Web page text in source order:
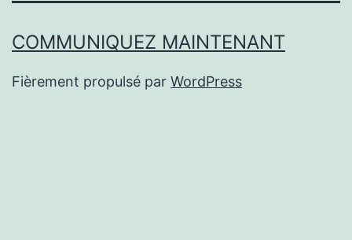
COMMUNIQUEZ MAINTENANT
Fièrement propulsé par WordPress